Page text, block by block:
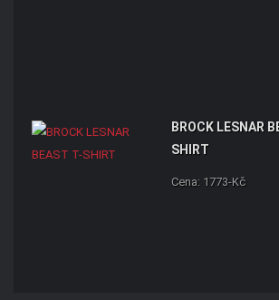
BROCK LESNAR
SHIRT
Cena: 1773-Kč